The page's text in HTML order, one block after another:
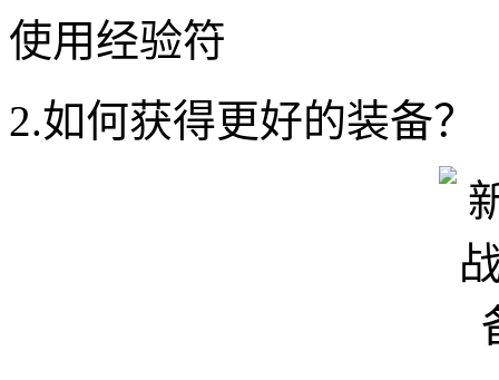
使用经验符
2.如何获得更好的装备？